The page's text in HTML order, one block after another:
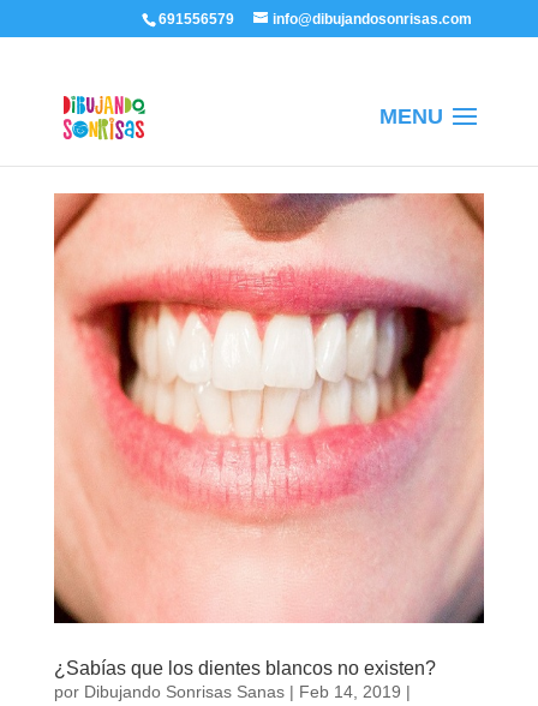
691556579 info@dibujandosonrisas.com
¿Sabías que los dientes blancos no existen?
por Dibujando Sonrisas Sanas| Feb 14, 2019 |